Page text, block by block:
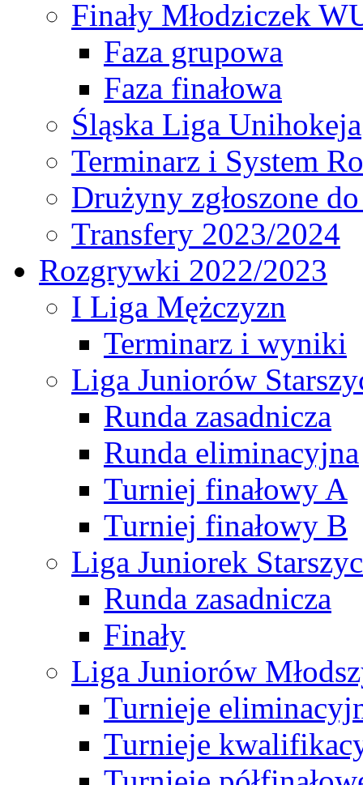
Finały Młodziczek
Faza grupowa
Faza finałowa
Śląska Liga Unihokeja
Terminarz i System
Drużyny zgłoszone
Transfery 2023/2024
Rozgrywki 2022/2023
I Liga Mężczyzn
Terminarz i wyniki
Liga Juniorów
Runda zasadnicza
Runda eliminacyjna
Turniej finałowy A
Turniej finałowy B
Liga Juniorek
Runda zasadnicza
Finały
Liga Juniorów
Turnieje
Turnieje